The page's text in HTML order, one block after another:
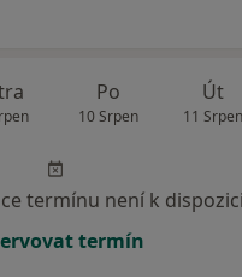
Po
10 Srpen
Út
11 Srpen
termínu není k dispozici
termín